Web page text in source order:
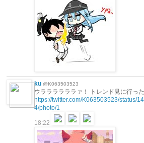
ku @K063503523
ウララララララァ！ トレンド見に行っ
https://twitter.com/K063503523/status/
4/photo/1
18:22